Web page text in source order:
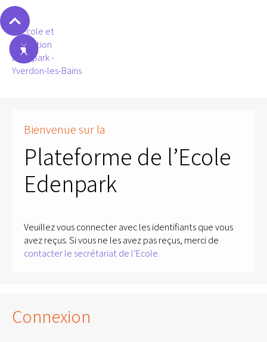
Bienvenue sur la
Plateforme de l’Ecole
Edenpark
Veuillez vous connecter avec les identifiants que vous
avez reçus. Si vous ne les avez pas reçus, merci de
contacter le secrétariat de l’Ecole.
Connexion